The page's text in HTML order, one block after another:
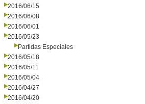
2016/06/15
2016/06/08
2016/06/01
2016/05/23
Partidas Especiales
2016/05/18
2016/05/11
2016/05/04
2016/04/27
2016/04/20